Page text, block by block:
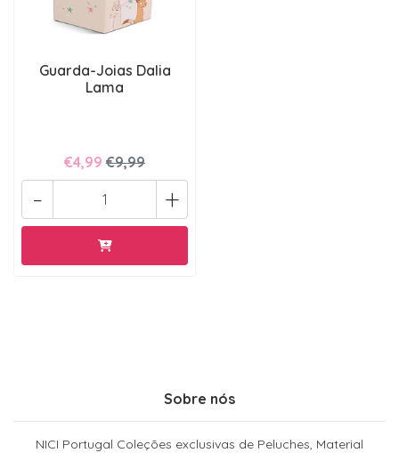
Guarda-Joias Dalia
Lama
€4,99 €9,99
+
-
Sobre nós
NICI Portugal Coleções exclusivas de Peluches, Material